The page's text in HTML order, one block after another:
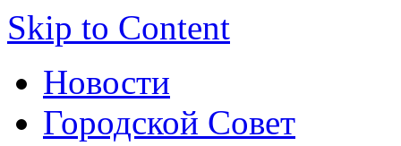
Skip to Content
Новости
Городской Совет